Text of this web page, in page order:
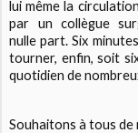
lui même la
par un collègue
nulle part. Six
tourner, enfin, soit
quotidien de
Souhaitons à tous de